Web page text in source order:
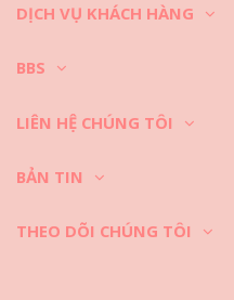
DỊCH VỤ KHÁCH HÀNG
BBS
LIÊN HỆ CHÚNG TÔI
BẢN TIN
THEO DÕI CHÚNG TÔI